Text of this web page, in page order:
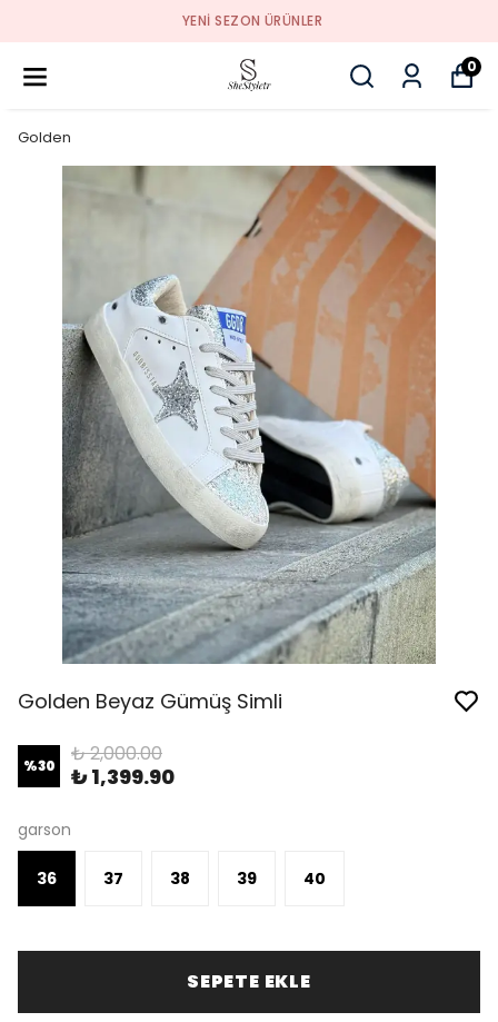
YENI SEZON ÜRÜNLER
0
Golden
Golden Beyaz Gümüş Simli
%30 ₺ 2,000.00
₺ 1,399.90
garson
36 37 38 39 40
SEPETE EKLE